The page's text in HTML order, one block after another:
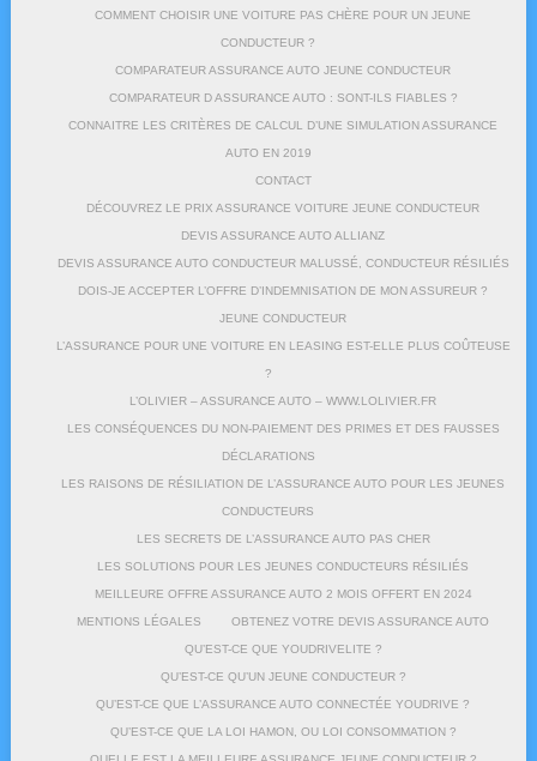
COMMENT CHOISIR UNE VOITURE PAS CHÈRE POUR UN JEUNE
CONDUCTEUR ?
COMPARATEUR ASSURANCE AUTO JEUNE CONDUCTEUR
COMPARATEUR D ASSURANCE AUTO : SONT-ILS FIABLES ?
CONNAITRE LES CRITÈRES DE CALCUL D’UNE SIMULATION ASSURANCE
AUTO EN 2019
CONTACT
DÉCOUVREZ LE PRIX ASSURANCE VOITURE JEUNE CONDUCTEUR
DEVIS ASSURANCE AUTO ALLIANZ
DEVIS ASSURANCE AUTO CONDUCTEUR MALUSSÉ, CONDUCTEUR RÉSILIÉS
DOIS-JE ACCEPTER L’OFFRE D’INDEMNISATION DE MON ASSUREUR ?
JEUNE CONDUCTEUR
L’ASSURANCE POUR UNE VOITURE EN LEASING EST-ELLE PLUS COÛTEUSE
?
L’OLIVIER – ASSURANCE AUTO – WWW.LOLIVIER.FR
LES CONSÉQUENCES DU NON-PAIEMENT DES PRIMES ET DES FAUSSES
DÉCLARATIONS
LES RAISONS DE RÉSILIATION DE L’ASSURANCE AUTO POUR LES JEUNES
CONDUCTEURS
LES SECRETS DE L’ASSURANCE AUTO PAS CHER
LES SOLUTIONS POUR LES JEUNES CONDUCTEURS RÉSILIÉS
MEILLEURE OFFRE ASSURANCE AUTO 2 MOIS OFFERT EN 2024
MENTIONS LÉGALES OBTENEZ VOTRE DEVIS ASSURANCE AUTO
QU’EST-CE QUE YOUDRIVELITE ?
QU’EST-CE QU’UN JEUNE CONDUCTEUR ?
QU’EST-CE QUE L’ASSURANCE AUTO CONNECTÉE YOUDRIVE ?
QU’EST-CE QUE LA LOI HAMON, OU LOI CONSOMMATION ?